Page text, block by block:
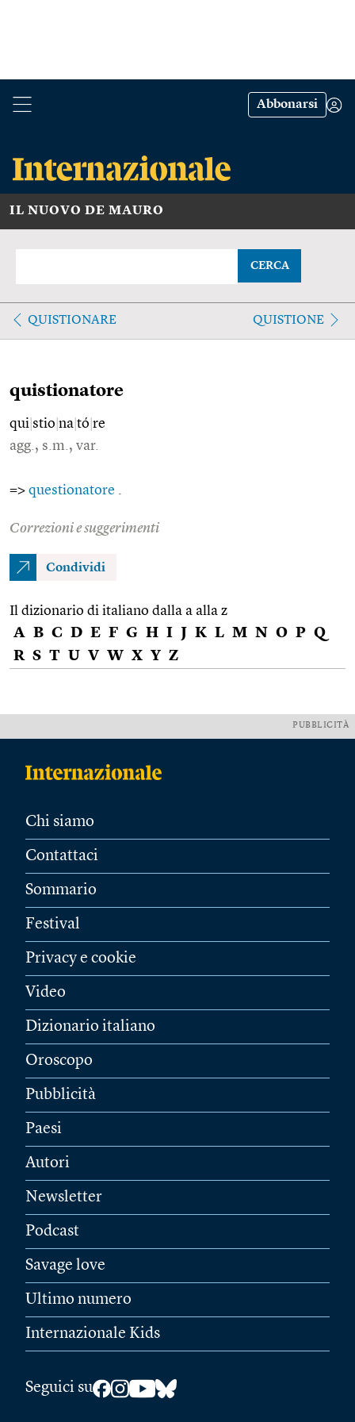
Abbonarsi
IL NUOVO DE MAURO
CERCA
QUISTIONARE QUISTIONE
quistionatore
qui stio na tó re
agg., s.m., var.
=> questionatore
Correzioni e suggerimenti
Condividi
Il dizionario di italiano dalla a alla z
A B C D E F G H I J K L M N O P Q
R S T U V W X Y Z
PUBBLICITÀ
Chi siamo
Contattaci
Sommario
Festival
Privacy e cookie
Video
Dizionario italiano
Oroscopo
Pubblicità
Paesi
Autori
Newsletter
Podcast
Savage love
Ultimo numero
Internazionale Kids
Seguici su